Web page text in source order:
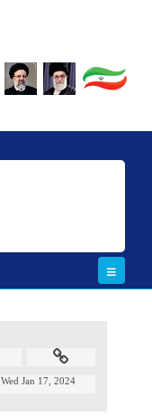
Wed Jan 17, 2024